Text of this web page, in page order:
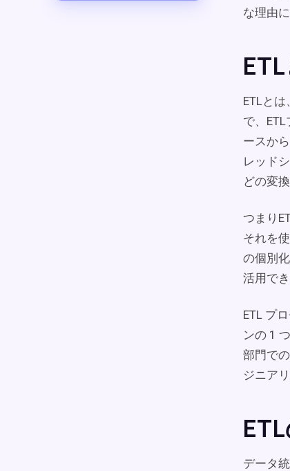
な理由
ETLと
で、
ースか
レッド
どの変
つまり
それを
の個別
活用で
ETL プ
ンの 1
部門で
ジニア
データ